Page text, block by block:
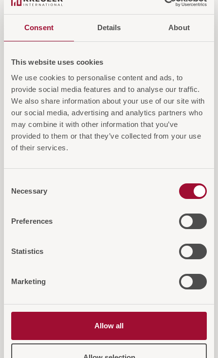
Consent Details About
This website uses cookies
We use cookies to personalise content and ads, to
provide social media features and to analyse our traffic.
We also share information about your use of our site with
our social media, advertising and analytics partners who
may combine it with other information that you’ve
provided to them or that they’ve collected from your use
of their services.
Selection
Necessary
Preferences
Statistics
Marketing
Allow all
Jeder Stuhl ist auf Wunsch mit einem
Sie Ihren eigenen Bezugsstoff zur
Verfügung.
IN DEN WARENKORB
AUF DIE ANFRAGELISTE
Diese Artikel könnten Sie auch
interessieren